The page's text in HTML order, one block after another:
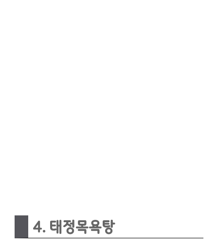
4. 태정목욕탕